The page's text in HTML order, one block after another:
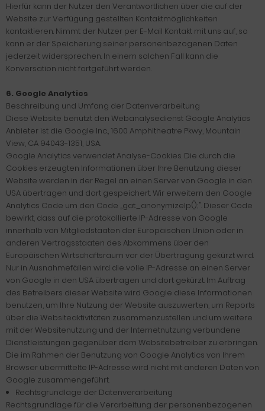
Hierfür kann der Nutzer den Verantwortlichen über die auf der
Website zur Verfügung gestellten Kontaktmöglichkeiten
kontaktieren. Nimmt der Nutzer per E-Mail Kontakt mit uns auf, so
kann er der Speicherung seiner personenbezogenen Daten
jederzeit widersprechen. In einem solchen Fall kann die
Konversation nicht fortgeführt werden.
6. Google Analytics
Beschreibung und Umfang der Datenverarbeitung
Diese Website benutzt den Webanalysedienst Google Analytics
Anbieter ist die Google Inc., 1600 Amphitheatre Pkwy, Mountain
View, CA 94043-1351, USA.
Google Analytics verwendet Analyse-Cookies. Die durch die
Cookies erzeugten Informationen über Ihre Benutzung dieser
Website werden in der Regel an einen Server von Google in den
USA übertragen und dort gespeichert. Wir erweitern den Google
Analytics Code um den Code „gat._anonymizeIp();". Dieser Code
bewirkt, dass auf die protokollierte IP-Adresse von Google
innerhalb von Mitgliedstaaten der Europäischen Union oder in
anderen Vertragsstaaten des Abkommens über den
Europäischen Wirtschaftsraum vor der Übertragung gekürzt wird.
Nur in Ausnahmefällen wird die volle IP-Adresse an einen Server
von Google in den USA übertragen und dort gekürzt. Im Auftrag
des Betreibers dieser Website wird Google diese Informationen
benutzen, um Ihre Nutzung der Website auszuwerten, um Reports
über die Websiteaktivitäten zusammenzustellen und um weitere
mit der Websitenutzung und der Internetnutzung verbundene
Dienstleistungen gegenüber dem Websitebetreiber zu erbringen.
Die im Rahmen der Benutzung von Google Analytics von Ihrem
Browser übermittelte IP-Adresse wird nicht mit anderen Daten von
Google zusammengeführt.
Rechtsgrundlage der Datenverarbeitung
Rechtsgrundlage für die Verarbeitung der personenbezogenen